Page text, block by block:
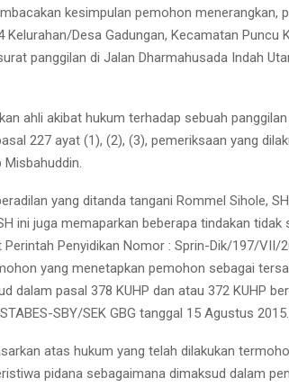
kesimpulan pemohon menerangkan,
Kelurahan/Desa Gadungan, Kecamatan Puncu
panggilan di Jalan Dharmahusada Indah
ahli akibat hukum terhadap sebuah
227 ayat (1), (2), (3), pemeriksaan yang
Misbahuddin.
yang ditanda tangani Rommel Sihole,
ini juga memaparkan beberapa tindakan tidak
Penyidikan Nomor : Sprin-Dik/197/VII/
yang menetapkan pemohon sebagai
dalam pasal 378 KUHP dan atau 372 KUHP
SBY/SEK GBG tanggal 15 Agustus 2015.
atas hukum yang telah dilakukan
pidana sebagaimana dimaksud dalam